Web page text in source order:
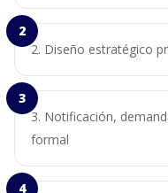
Diseño estratégico
Notificación,
formal